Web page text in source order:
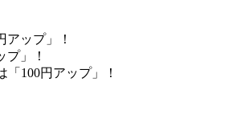
ップ」！
」！
100円アップ」！